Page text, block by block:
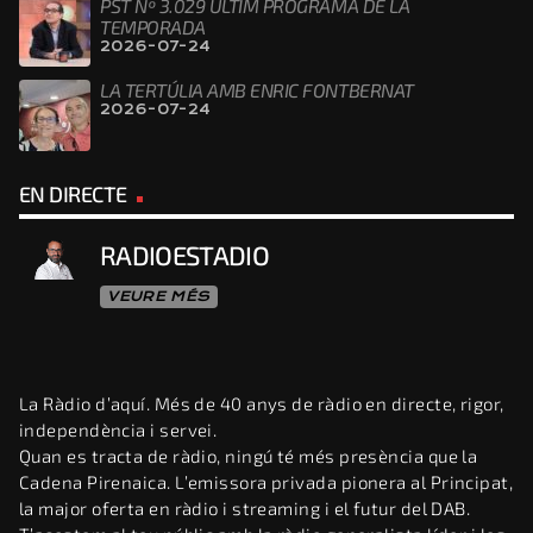
PST Nº 3.029 ÚLTIM PROGRAMA DE LA
TEMPORADA
2026-07-24
LA TERTÚLIA AMB ENRIC FONTBERNAT
2026-07-24
EN DIRECTE
RADIOESTADIO
VEURE MÉS
La Ràdio d’aquí. Més de 40 anys de ràdio en directe, rigor,
independència i servei.
Quan es tracta de ràdio, ningú té més presència que la
Cadena Pirenaica. L’emissora privada pionera al Principat,
la major oferta en ràdio i streaming i el futur del DAB.